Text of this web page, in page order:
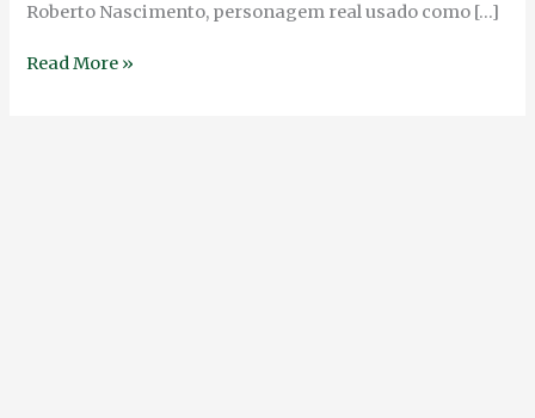
Roberto Nascimento, personagem real usado como […]
Read More »